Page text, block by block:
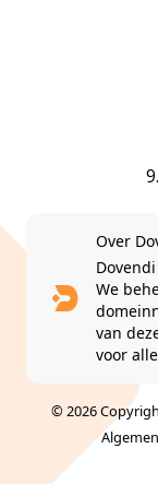
Over
We
van
voor
© 2026